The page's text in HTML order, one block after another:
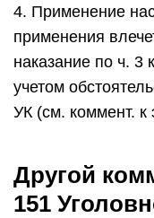
4. Применение
применения
наказание по ч. 3
учетом
УК (см. коммент. к
Другой
151